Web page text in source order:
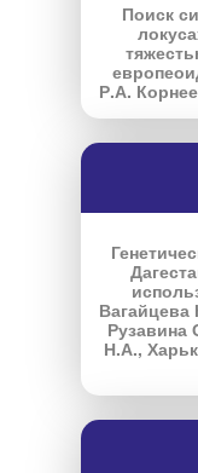
Поиск
Р.А.
Рузавина
Н.А.,